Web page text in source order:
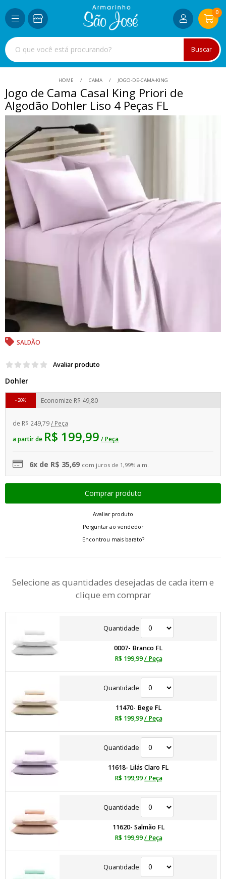
Buscar
0
HOME CAMA JOGO-DE-CAMA-KING
Jogo de Cama Casal King Priori de
Algodão Dohler Liso 4 Peças FL
SALDÃO
Avaliar produto
Dohler
de R$ 249,79/ Peça
a partir de R$ 199,99 / Peça
Economize R$ 49,80
20%
6x de R$ 35,69 com juros de 1,99% a.m.
Avaliar produto
Perguntar ao vendedor
Encontrou mais barato?
Selecione as quantidades desejadas de cada item e
clique em comprar
Quantidade
0007- Branco FL
R$ 199,99 / Peça
Quantidade
11470- Bege FL
R$ 199,99 / Peça
Quantidade
11618- Lilás Claro FL
R$ 199,99 / Peça
Quantidade
11620- Salmão FL
R$ 199,99 / Peça
Quantidade